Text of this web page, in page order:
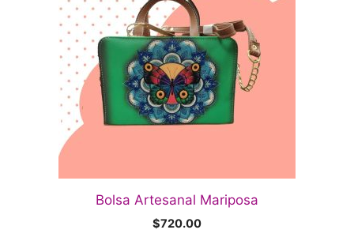
Bolsa Artesanal Mariposa
$720.00